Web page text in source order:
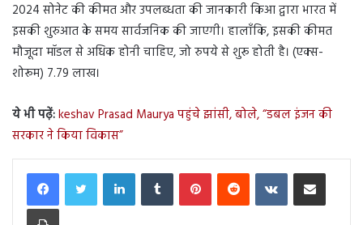
2024 सोनेट की कीमत और उपलब्धता की जानकारी किआ द्वारा भारत में
इसकी शुरुआत के समय सार्वजनिक की जाएगी। हालाँकि, इसकी कीमत
मौजूदा मॉडल से अधिक होनी चाहिए, जो रुपये से शुरू होती है। (एक्स-
शोरूम) 7.79 लाख।
ये भी पढ़ें:keshav Prasad Maurya पहुंचे झांसी, बोले, “डबल इंजन की
सरकार ने किया विकास”
LinkedInTumblr PinterestReddit VKontakteShare via Email
Print